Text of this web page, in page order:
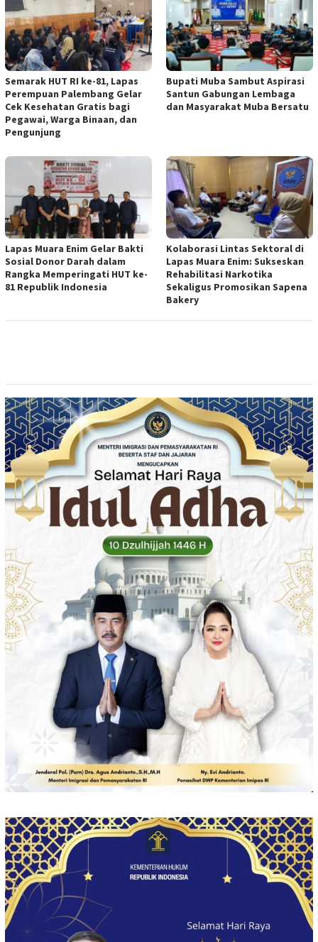
Semarak HUT RI ke-81, Lapas
Perempuan Palembang Gelar
Cek Kesehatan Gratis bagi
Pegawai, Warga Binaan, dan
Pengunjung
Bupati Muba Sambut Aspirasi
Santun Gabungan Lembaga
dan Masyarakat Muba Bersatu
Lapas Muara Enim Gelar Bakti
Sosial Donor Darah dalam
Rangka Memperingati HUT ke-
81 Republik Indonesia
Kolaborasi Lintas Sektoral di
Lapas Muara Enim: Sukseskan
Rehabilitasi Narkotika
Sekaligus Promosikan Sapena
Bakery